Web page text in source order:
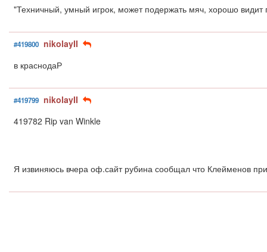
"Техничный, умный игрок, может подержать мяч, хорошо видит
#419800 nikolayII
в краснодаР
#419799 nikolayII
419782 Rip van Winkle
Я извиняюсь вчера оф.сайт рубина сообщал что Клейменов